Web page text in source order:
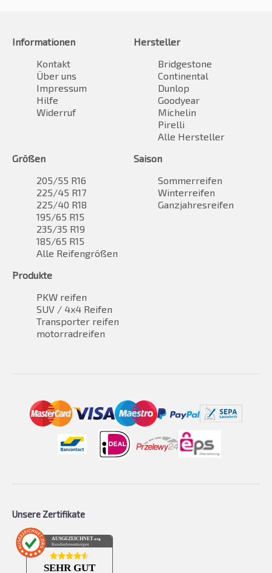
Informationen
Kontakt
Über uns
Impressum
Hilfe
Widerruf
Hersteller
Bridgestone
Continental
Dunlop
Goodyear
Michelin
Pirelli
Alle Hersteller
Größen
205/55 R16
225/45 R17
225/40 R18
195/65 R15
235/35 R19
185/65 R15
Alle Reifengrößen
Saison
Sommerreifen
Winterreifen
Ganzjahresreifen
Produkte
PKW reifen
SUV / 4x4 Reifen
Transporter reifen
motorradreifen
Unsere Zertifikate
AUSGEZEICHNET.org
Kundenbewertungen
SEHR GUT